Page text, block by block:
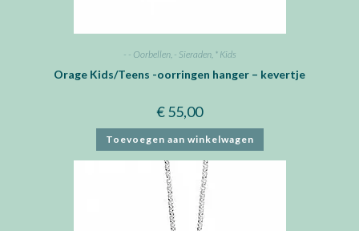
- - Oorbellen, - Sieraden, * Kids
Orage Kids/Teens -oorringen hanger – kevertje
€55,00
Toevoegen aan winkelwagen